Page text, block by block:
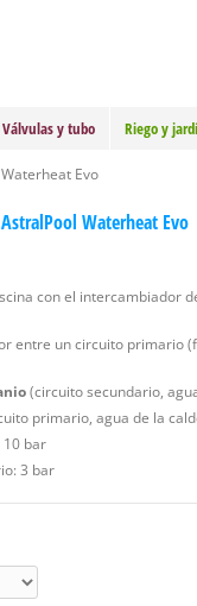
Válvulas y tubo Riego y
Evo
Waterheat Evo
con el intercambiador
entre un circuito primario
(circuito secundario,
primario, agua de la
bar
3 bar